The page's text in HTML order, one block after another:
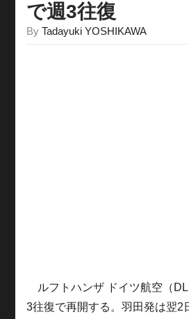
で週3往復
By Tadayuki YOSHIKAWA
ルフトハンザ ドイツ航空（
3往復で再開する。羽田発は翌2